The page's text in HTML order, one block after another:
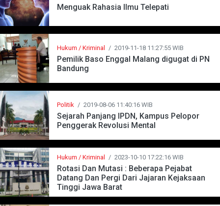
Menguak Rahasia Ilmu Telepati
Hukum / Kriminal / 2019-11-18 11:27:55 WIB
Pemilik Baso Enggal Malang digugat di PN
Bandung
Politik / 2019-08-06 11:40:16 WIB
Sejarah Panjang IPDN, Kampus Pelopor
Penggerak Revolusi Mental
Hukum / Kriminal / 2023-10-10 17:22:16 WIB
Rotasi Dan Mutasi : Beberapa Pejabat
Datang Dan Pergi Dari Jajaran Kejaksaan
Tinggi Jawa Barat